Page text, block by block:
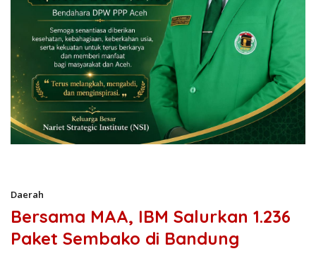
Daerah
Bersama MAA, IBM Salurkan 1.236
Paket Sembako di Bandung